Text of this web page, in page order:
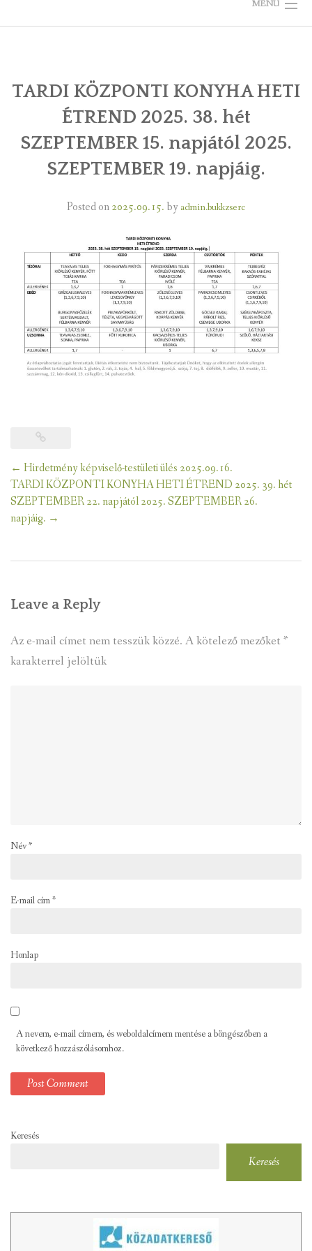
MENU
ÖNKORMÁNYZAT
TELEPÜLÉSKÉPI ARCULATI KÉZIKÖNYV
VÁLASZTÁS
KÉPGALÉRIÁK
RENDEZVÉNYEK, ÜNNEPEK
LÁTNIVALÓK
VENDÉGLÁTÓ EGYSÉGEK, SZÁLLÁSHELYEK
INTÉZMÉNYEK, HASZNOS INFORMÁCIÓK
ADATVÉDELEM
TARDI KÖZPONTI KONYHA HETI
ÉTREND 2025. 38. hét
SZEPTEMBER 15. napjától 2025.
SZEPTEMBER 19. napjáig.
Posted on2025.09.15.by admin.bukkzserc
Post
navigation
← Hirdetmény képviselő-testületi ülés 2025.09.16.
TARDI KÖZPONTI KONYHA HETI ÉTREND 2025. 39. hét
SZEPTEMBER 22. napjától 2025. SZEPTEMBER 26.
napjáig. →
Leave a Reply
Az e-mail címet nem tesszük közzé. A kötelező mezőket *
karakterrel jelöltük
Név*
E-mail cím*
Honlap
A nevem, e-mail címem, és weboldalcímem mentése a böngészőben a
következő hozzászólásomhoz.
Keresés
Keresés